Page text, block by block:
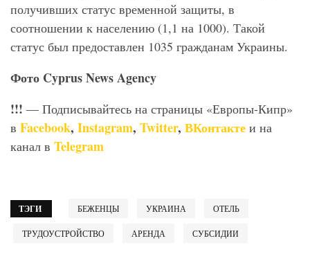
получивших статус временной защиты, в
соотношении к населению (1,1 на 1000). Такой
статус был предоставлен 1035 гражданам Украины.
Фото Cyprus News Agency
!!! — Подписывайтесь на страницы «Европы-Кипр»
в Facebook, Instagram, Twitter, ВКонтакте и на
канал в Telegram
ТЭГИ БЕЖЕНЦЫ УКРАИНА ОТЕЛЬ
ТРУДОУСТРОЙСТВО АРЕНДА СУБСИДИИ